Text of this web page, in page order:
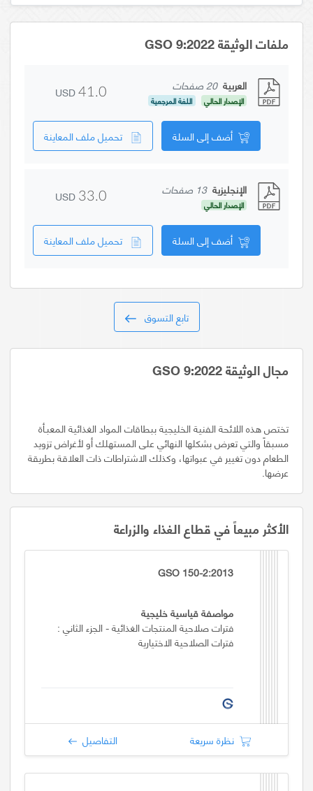
ملفات الوثيقة GSO 9:2022
العربية 20 صفحات
الإصدار الحالي اللغة المرجعية USD 41.0
أضف إلى السلة تحميل ملف المعاينة
الإنجليزية 13 صفحات
الإصدار الحالي USD 33.0
أضف إلى السلة تحميل ملف المعاينة
تابع التسوق
مجال الوثيقة GSO 9:2022
تختص هذه اللائحة الفنية الخليجية ببطاقات المواد الغذائية المعبـأة
مسبقاً والتي تعرض بشكلها النهائي على المستهلك أو لأغراض تزويد
الطعام دون تغيير في عبواتها، وكذلك الاشتراطات ذات العلاقة بطريقة
عرضها.
الأكثر مبيعاً في قطاع الغذاء والزراعة
GSO 150-2:2013
مواصفة قياسية خليجية
فترات صلاحية المنتجات الغذائية - الجزء الثاني :
فترات الصلاحية الاختيارية
نظرة سريعة التفاصيل